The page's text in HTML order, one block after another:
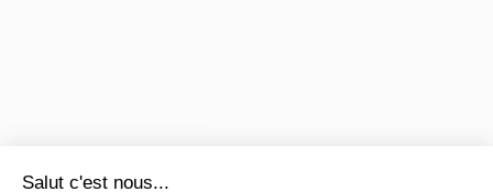
Salut c'est nous...